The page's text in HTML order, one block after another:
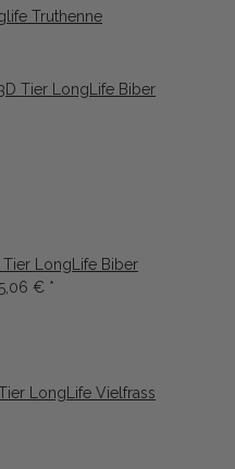
Truthenne
Tier LongLife Biber
€ *